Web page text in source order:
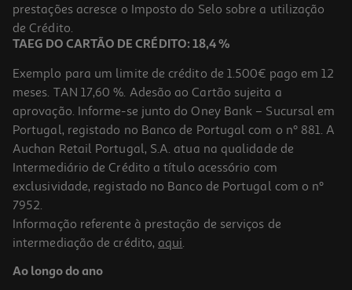
prestações acresce o Imposto do Selo sobre a utilização
de Crédito.
TAEG DO CARTÃO DE CRÉDITO: 18,4 %
Exemplo para um limite de crédito de 1.500€ pago em 12
meses. TAN 17,60 %. Adesão ao Cartão sujeita a
aprovação. Informe-se junto do Oney Bank – Sucursal em
Portugal, registado no Banco de Portugal com o nº 881. A
Auchan Retail Portugal, S.A. atua na qualidade de
Intermediário de Crédito a título acessório com
exclusividade, registado no Banco de Portugal com o nº
7952.
Informação referente à prestação de serviços de
intermediação de crédito, aqui.
Ao longo do ano